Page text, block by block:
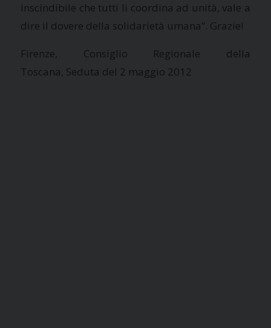
inscindibile che tutti li coordina ad unità, vale a
dire il dovere della solidarietà umana”. Grazie!
Firenze, Consiglio Regionale della
Toscana, Seduta del 2 maggio 2012